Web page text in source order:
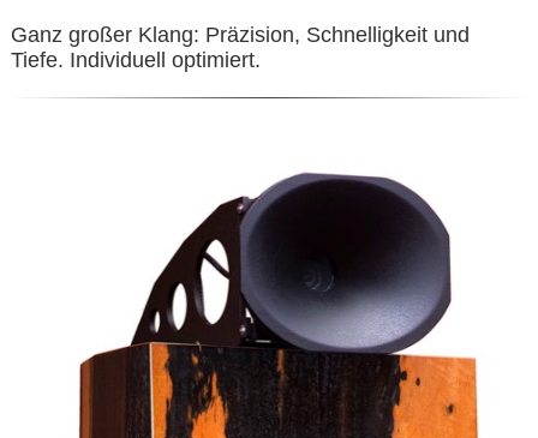
Ganz großer Klang: Präzision, Schnelligkeit und
Tiefe. Individuell optimiert.